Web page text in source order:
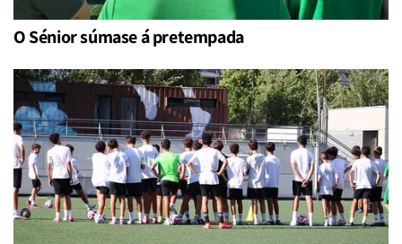
O Sénior súmase á pretempada